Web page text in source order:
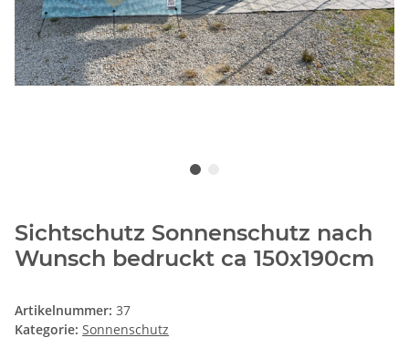
Sichtschutz Sonnenschutz nach
Wunsch bedruckt ca 150x190cm
Artikelnummer: 37
Kategorie: Sonnenschutz